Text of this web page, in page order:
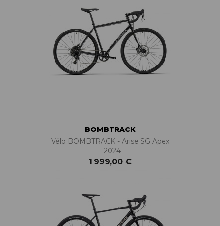
BOMBTRACK
Vélo BOMBTRACK - Arise SG Apex
- 2024
1 999,00 €